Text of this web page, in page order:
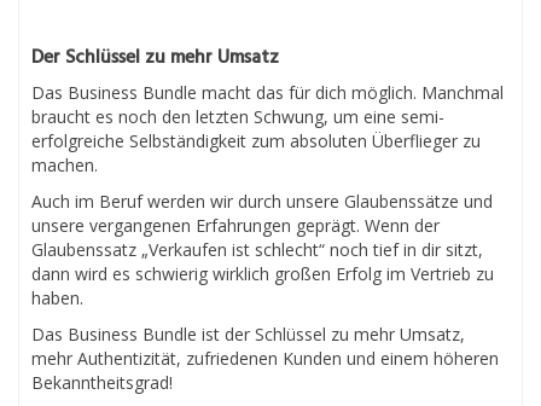
Der Schlüssel zu mehr Umsatz
Das Business Bundle macht das für dich möglich. Manchmal
braucht es noch den letzten Schwung, um eine semi-
erfolgreiche Selbständigkeit zum absoluten Überflieger zu
machen.
Auch im Beruf werden wir durch unsere Glaubenssätze und
unsere vergangenen Erfahrungen geprägt. Wenn der
Glaubenssatz „Verkaufen ist schlecht“ noch tief in dir sitzt,
dann wird es schwierig wirklich großen Erfolg im Vertrieb zu
haben.
Das Business Bundle ist der Schlüssel zu mehr Umsatz,
mehr Authentizität, zufriedenen Kunden und einem höheren
Bekanntheitsgrad!